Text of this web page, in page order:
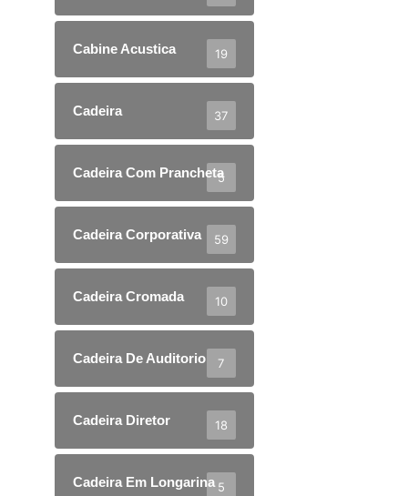
Cabine Acustica 19
Cadeira 37
Cadeira Com Prancheta
5
Cadeira Corporativa 59
Cadeira Cromada 10
Cadeira De Auditorio 7
Cadeira Diretor 18
Cadeira Em Longarina 5